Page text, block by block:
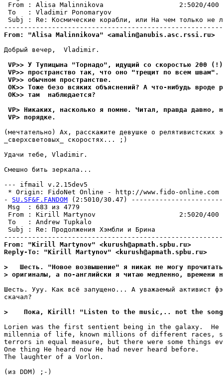
From : Alisa Malinnikova                   2:5020/400
To   : Vladimir Ponomaryov
Subj : Re: Космические корабли, или На чем только не
From: "Alisa Malinnikova" <amalin@anubis.asc.rssi.ru>
Добрый вечер,  Vladimir.
VP>> У Тyпицына "Торнадо", идyщий со скоростью 200
VP>> пространство так, что оно "трещит по всем швам".
VP>> обычном пpостpанстве.
OK>> Тоже безо всяких объяснений? А что-нибyдь вроде
OK>> там  наблюдается?
VP> Никаких, насколько я помню. Читал, правда давно,
VP> порядке.
(мечтательно) Ах, расскажите девушке о релятивистских
_сверхсветовых_ скоростях... ;)
Удачи тебе, Vladimir.
Смешно бить зеркала...
--- ifmail v.2.15dev5
* Origin: FidoNet Online - http://www.fido-online.com
- SU.SF&F.FANDOM (2:5010/30.47)
Msg  : 683 из 4779
From : Kirill Martynov                     2:5020/400
To   : Andrew Tupkalo
Subj : Re: Продолжения Хэмбли и Брина
From: "Kirill Martynov" <kurush@apmath.spbu.ru>
Reply-To: "Kirill Martynov" <kurush@apmath.spbu.ru>
>   Шесть. "Новое возвышение" я никак не могу
> оригиналы, а по-английски я читаю медленно, времени
Шесть. Ууу. Как всё запущено... А уважаемый активист
скачал?
>    Пока, Kirill! "Listen to the music,.. not the
Lorien was the first sentient being in the galaxy.  He
millennia of life, known millions of different races,
terrors in equal measure, but there were some things
One thing He heard now He had never heard before.
The laughter of a Vorlon.
(из DDM) ;-)